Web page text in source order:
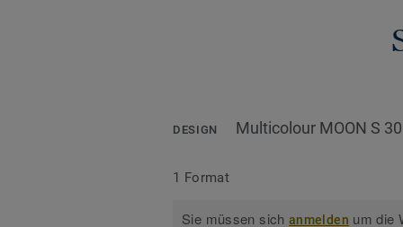
DESIGN Multicolour MOON S
1 Format
Sie müssen sichanmelden um die